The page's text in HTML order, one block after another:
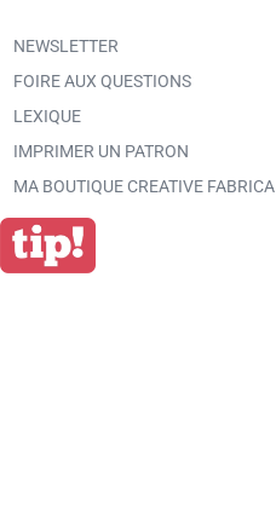
NEWSLETTER
FOIRE AUX QUESTIONS
LEXIQUE
IMPRIMER UN PATRON
MA BOUTIQUE CREATIVE FABRICA